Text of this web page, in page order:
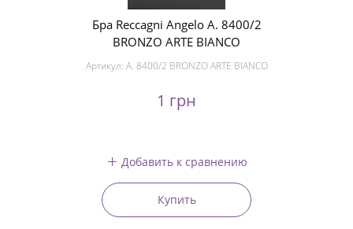
Бра Reccagni Angelo A. 8400/2
BRONZO ARTE BIANCO
Артикул: A. 8400/2 BRONZO ARTE BIANCO
1 грн
Добавить к сравнению
Купить